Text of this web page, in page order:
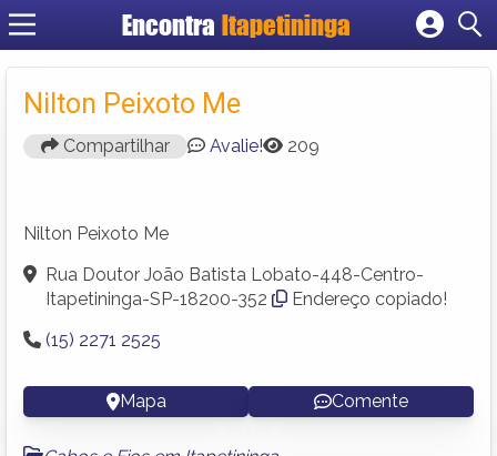
Encontra Itapetininga
Cadastrar empresa
Criar conta
Nilton Peixoto Me
Compartilhar Avalie! 209
Nilton Peixoto Me
Rua Doutor João Batista Lobato-448-Centro-
Itapetininga-SP-18200-352
Endereço copiado!
(15) 2271 2525
Mapa Comente